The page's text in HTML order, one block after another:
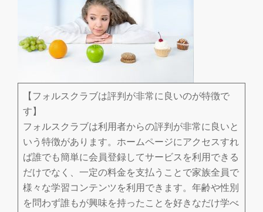
切
替
え
【フォルスクラブは評判が非常に良いのが特徴で
す】
フォルスクラブは利用者からの評判が非常に良いと
いう特徴があります。ホームページにアクセスすれ
ば誰でも簡単に会員登録してサービスを利用できる
だけでなく、一定の料金を支払うことで家族全員で
様々な学習コンテンツを利用できます。年齢や性別
を問わず誰もが興味を持ったことを好きなだけ学べ